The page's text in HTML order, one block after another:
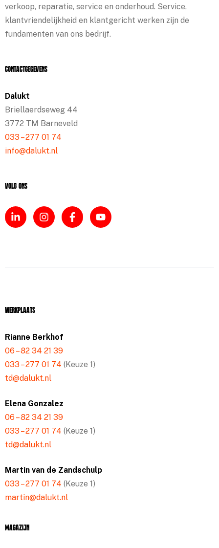
verkoop, reparatie, service en onderhoud. Service,
klantvriendelijkheid en klantgericht werken zijn de
fundamenten van ons bedrijf.
Contactgegevens
Dalukt
Briellaerdseweg 44
3772 TM Barneveld
033 – 277 01 74
info@dalukt.nl
Volg ons
Werkplaats
Rianne Berkhof
06 – 82 34 21 39
033 – 277 01 74 (Keuze 1)
td@dalukt.nl
Elena Gonzalez
06 – 82 34 21 39
033 – 277 01 74 (Keuze 1)
td@dalukt.nl
Martin van de Zandschulp
033 – 277 01 74 (Keuze 1)
martin@dalukt.nl
Magazijn